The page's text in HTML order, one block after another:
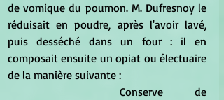
de vomique du poumon. M. Dufresnoy le
réduisait en poudre, après l'avoir lavé,
puis desséché dans un four : il en
composait ensuite un opiat ou électuaire
de la manière suivante :
Conserve de